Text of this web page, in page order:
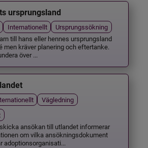
ursprungsland
Internationellt
Ursprungssökning
till hans eller hennes ursprungsland
men kräver planering och eftertanke.
över ...
Vägledning
ansökan till utlandet informerar
om vilka ansökningsdokument
adoptionsorganisati...